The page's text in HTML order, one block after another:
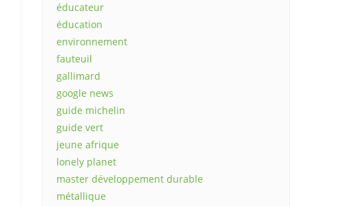
éducateur
éducation
environnement
fauteuil
gallimard
google news
guide michelin
guide vert
jeune afrique
lonely planet
master développement durable
métallique